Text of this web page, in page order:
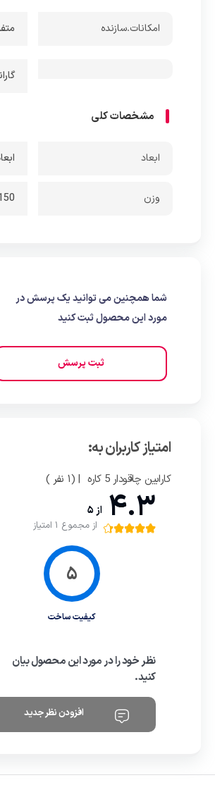
امکانات.سازنده
مشخصات کلی
ابعاد ابعاد
وزن 150
شما همچنین می توانید یک پرسش در
مورد این محصول ثبت کنید
ثبت پرسش
امتیاز کاربران به:
کارابین چاقودار 5 کاره | (1 نفر )
4.3 از 5
از مجموع 1 امتیاز
کیفیت ساخت
نظر خود را در مورد این محصول بیان
کنید.
افزودن نظر جدید